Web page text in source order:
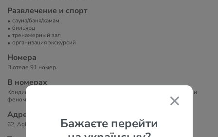
Бажаєте перейти
Развлечение и спорт
сауна/баня/хамам
бильярд
тренажерный зал
организация экскурсий
Номера
В отеле 91 номер.
В номерах
Кондиционер, телевизор, холодильник, ванная комната с халатами и
феном.
Адрес
62, Aghmashenebeli Alley Tbilisi Georgia Tbilisi, 0159, Georgia